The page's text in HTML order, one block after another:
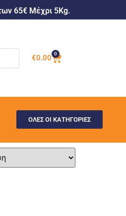
65€ Μέχρι 5Kg.
€0.00 0
ΟΛΕΣ ΟΙ ΚΑΤΗΓΟΡΙΕΣ